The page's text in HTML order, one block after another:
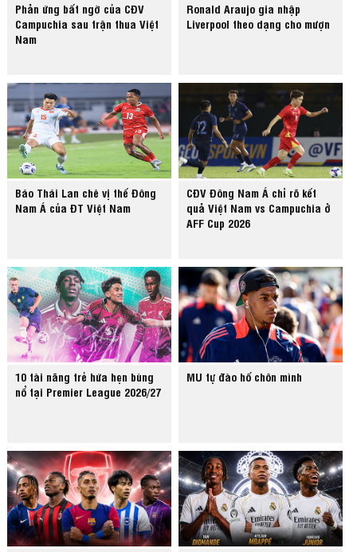
Phản ứng bất ngờ của CĐV
Campuchia sau trận thua Việt
Nam
Ronald Araujo gia nhập
Liverpool theo dạng cho mượn
Báo Thái Lan chê vị thế Đông
Nam Á của ĐT Việt Nam
CĐV Đông Nam Á chỉ rõ kết
quả Việt Nam vs Campuchia ở
AFF Cup 2026
10 tài năng trẻ hứa hẹn bùng
nổ tại Premier League 2026/27
MU tự đào hố chôn mình